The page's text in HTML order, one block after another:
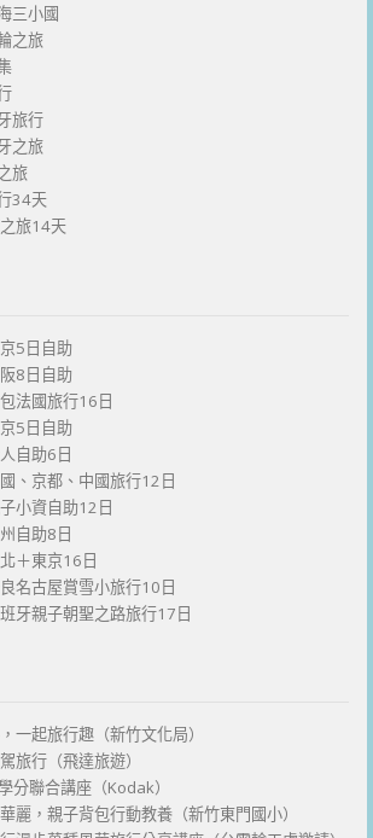
三小國
之旅
旅行
之旅
旅
34天
旅14天
5日自助
8日自助
法國旅行16日
5日自助
自助6日
、京都、中國旅行12日
小資自助12日
自助8日
＋東京16日
名古屋賞雪小旅行10日
牙親子朝聖之路旅行17日
一起旅行趣（新竹文化局）
旅行（飛達旅遊）
聯合講座（Kodak）
麗，親子背包行動教養（新竹東門國小）